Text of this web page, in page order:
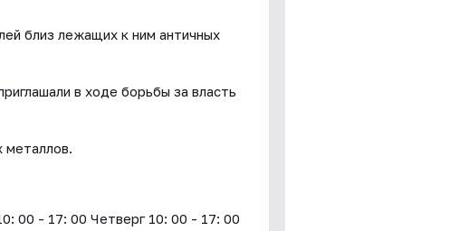
близ лежащих к ним античных
в ходе борьбы за власть
металлов.
00 - 17: 00 Четверг 10: 00 - 17: 00